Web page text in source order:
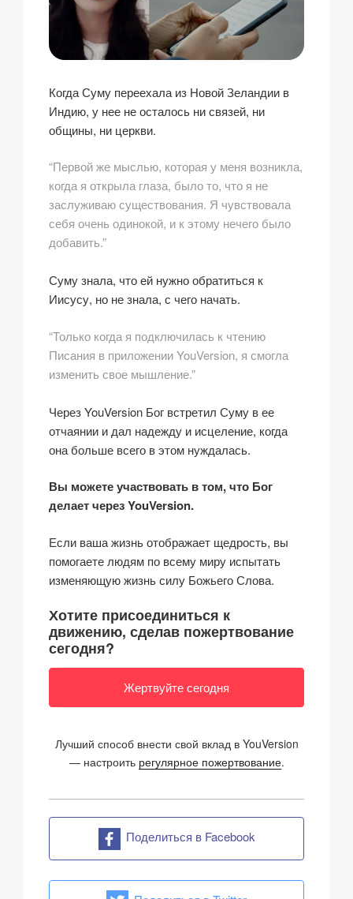
Когда Суму переехала из Новой Зеландии в
Индию, у нее не осталось ни связей, ни
общины, ни церкви.
“Первой же мыслью, которая у меня возникла,
когда я открыла глаза, было то, что я не
заслуживаю существования. Я чувствовала
себя очень одинокой, и к этому нечего было
добавить.”
Суму знала, что ей нужно обратиться к
Иисусу, но не знала, с чего начать.
“Только когда я подключилась к чтению
Писания в приложении YouVersion, я смогла
изменить свое мышление.”
Через YouVersion Бог встретил Суму в ее
отчаянии и дал надежду и исцеление, когда
она больше всего в этом нуждалась.
Вы можете участвовать в том, что Бог
делает через YouVersion.
Если ваша жизнь отображает щедрость, вы
помогаете людям по всему миру испытать
изменяющую жизнь силу Божьего Слова.
Хотите присоединиться к
движению, сделав пожертвование
сегодня?
Жертвуйте сегодня
Лучший способ внести свой вклад в YouVersion
— настроить регулярное пожертвование.
Поделиться в Facebook